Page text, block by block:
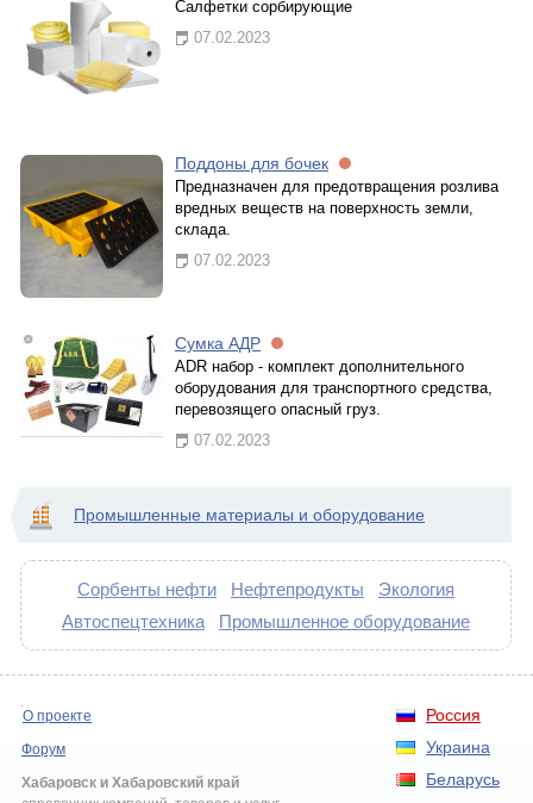
Салфетки сорбирующие
07.02.2023
Поддоны для бочек
Предназначен для предотвращения розлива
вредных веществ на поверхность земли,
склада.
07.02.2023
Сумка АДР
ADR набор - комплект дополнительного
оборудования для транспортного средства,
перевозящего опасный груз.
07.02.2023
Промышленные материалы и оборудование
Сорбенты нефти Нефтепродукты
Экология
Автоспецтехника
Промышленное оборудование
Россия
Украина
Беларусь
О проекте
Форум
Хабаровск и Хабаровский край